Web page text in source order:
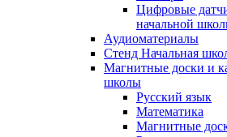
Цифровые
начальной
Аудиоматериалы
Стенд Начальная
Магнитные доски и
школы
Русский язык
Математика
Магнитные